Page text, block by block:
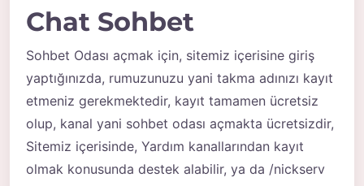
Chat Sohbet
Sohbet Odası açmak için, sitemiz içerisine giriş
yaptığınızda, rumuzunuzu yani takma adınızı kayıt
etmeniz gerekmektedir, kayıt tamamen ücretsiz
olup, kanal yani sohbet odası açmakta ücretsizdir,
Sitemiz içerisinde, Yardım kanallarından kayıt
olmak konusunda destek alabilir, ya da /nickserv